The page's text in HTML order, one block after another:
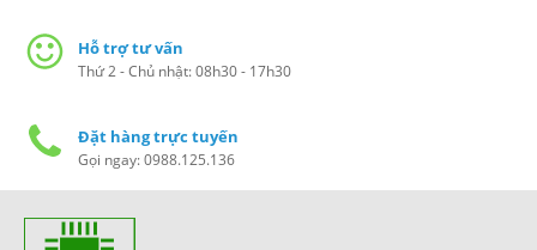
Hỗ trợ tư vấn
Thứ 2 - Chủ nhật: 08h30 - 17h30
Đặt hàng trực tuyến
Gọi ngay: 0988.125.136